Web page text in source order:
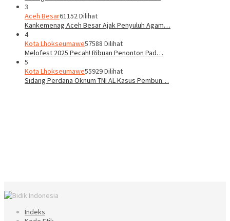
3
Aceh Besar61152 Dilihat
Kankemenag Aceh Besar Ajak Penyuluh Agam…
4
Kota Lhokseumawe57588 Dilihat
Melofest 2025 Pecah! Ribuan Penonton Pad…
5
Kota Lhokseumawe55929 Dilihat
Sidang Perdana Oknum TNI AL Kasus Pembun…
Indeks